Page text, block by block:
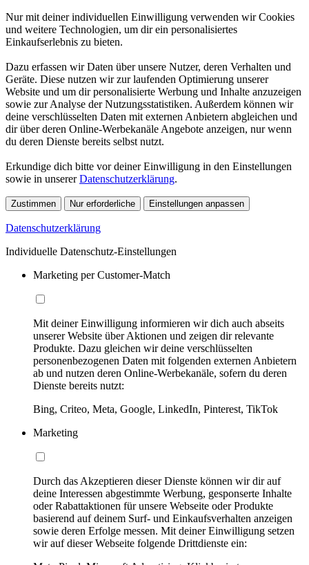
Nur mit deiner individuellen Einwilligung verwenden wir Cookies
und weitere Technologien, um dir ein personalisiertes
Einkaufserlebnis zu bieten.
Dazu erfassen wir Daten über unsere Nutzer, deren Verhalten und
Geräte. Diese nutzen wir zur laufenden Optimierung unserer
Website und um dir personalisierte Werbung und Inhalte anzuzeigen
sowie zur Analyse der Nutzungsstatistiken. Außerdem können wir
deine verschlüsselten Daten mit externen Anbietern abgleichen und
dir über deren Online-Werbekanäle Angebote anzeigen, nur wenn
du deren Dienste bereits selbst nutzt.
Erkundige dich bitte vor deiner Einwilligung in den Einstellungen
sowie in unsererDatenschutzerklärung.
Zustimmen Nur erforderliche Einstellungen anpassen
Datenschutzerklärung
Individuelle Datenschutz-Einstellungen
Marketing per Customer-Match
Mit deiner Einwilligung informieren wir dich auch abseits
unserer Website über Aktionen und zeigen dir relevante
Produkte. Dazu gleichen wir deine verschlüsselten
personenbezogenen Daten mit folgenden externen Anbietern
ab und nutzen deren Online-Werbekanäle, sofern du deren
Dienste bereits nutzt:
Bing, Criteo, Meta, Google, LinkedIn, Pinterest, TikTok
Marketing
Durch das Akzeptieren dieser Dienste können wir dir auf
deine Interessen abgestimmte Werbung, gesponserte Inhalte
oder Rabattaktionen für unsere Webseite oder Produkte
basierend auf deinem Surf- und Einkaufsverhalten anzeigen
sowie deren Erfolge messen. Mit deiner Einwilligung setzen
wir auf dieser Webseite folgende Drittdienste ein: